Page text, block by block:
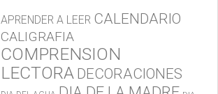
APRENDER A LEER CALENDARIO
CALIGRAFIA
COMPRENSION
LECTORA DECORACIONES